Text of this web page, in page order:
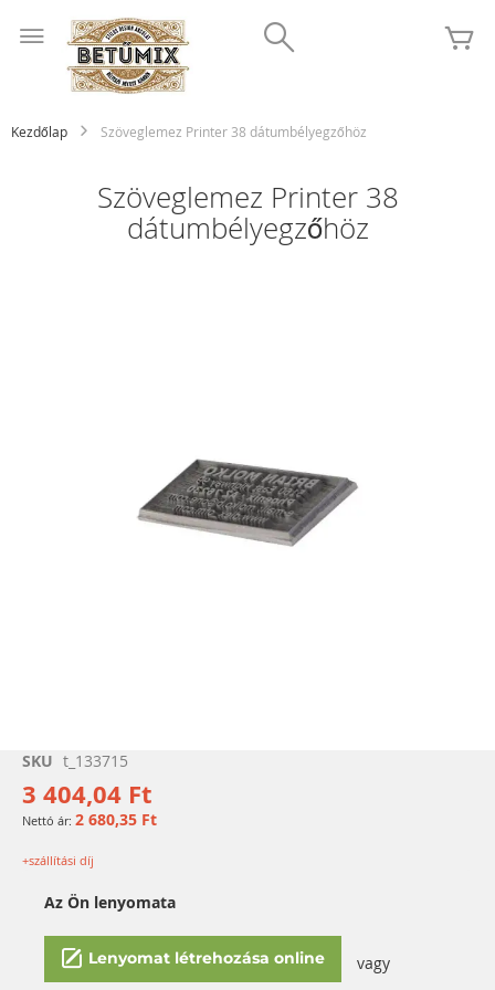
tartalomhoz
Kezdőlap Szöveglemez Printer 38 dátumbélyegzőhöz
Szöveglemez Printer 38
dátumbélyegzőhöz
Ugrás
képgaléria
elejére
SKU t_133715
3 404,04 Ft
2 680,35 Ft
+szállítási díj
Az Ön lenyomata
Lenyomat létrehozása online vagy